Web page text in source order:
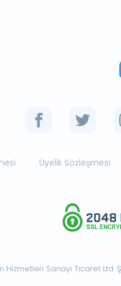
Üyelik Sözleşmesi
Hizmetleri Sanayi Ticaret Ltd.